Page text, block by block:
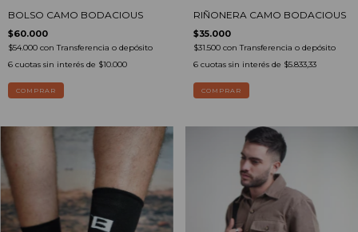
BOLSO CAMO BODACIOUS
$60.000
$54.000 con Transferencia o depósito
6 cuotas sin interés de $10.000
COMPRAR
RIÑONERA CAMO BODACIOUS
$35.000
$31.500 con Transferencia o depósito
6 cuotas sin interés de $5.833,33
COMPRAR